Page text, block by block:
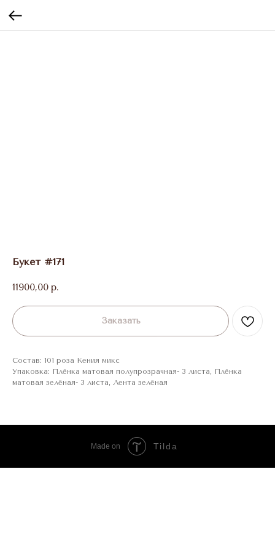
Букет #171
11900,00 р.
Заказать
Состав: 101 роза Кения микс
Упаковка: Плёнка матовая полупрозрачная- 3 листа, Плёнка
матовая зелёная- 3 листа, Лента зелёная
Made on Tilda